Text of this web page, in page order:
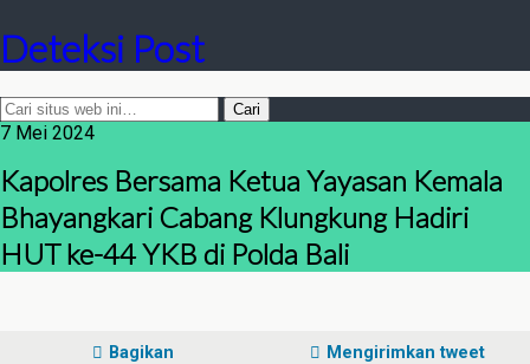
Deteksi Post
7 Mei 2024
Kapolres Bersama Ketua Yayasan Kemala
Bhayangkari Cabang Klungkung Hadiri
HUT ke-44 YKB di Polda Bali
Bagikan
Mengirimkan tweet